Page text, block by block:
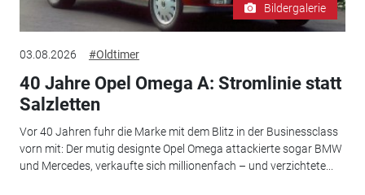
Bildergalerie
03.08.2026 #Oldtimer
40 Jahre Opel Omega A: Stromlinie statt
Salzletten
Vor 40 Jahren fuhr die Marke mit dem Blitz in der Businessclass
vorn mit: Der mutig designte Opel Omega attackierte sogar BMW
und Mercedes, verkaufte sich millionenfach – und verzichtete...